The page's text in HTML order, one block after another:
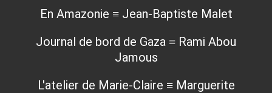
En Amazonie ≡ Jean-Baptiste Malet
Journal de bord de Gaza ≡ Rami Abou
Jamous
L'atelier de Marie-Claire ≡ Marguerite